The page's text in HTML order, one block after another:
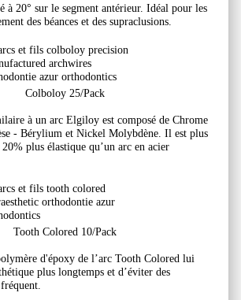
20° sur le segment antérieur. Idéal pour les
des béances et des supraclusions.
Colboloy 25/Pack
à un arc Elgiloy est composé de Chrome
- Bérylium et Nickel Molybdène. Il est plus
plus élastique qu’un arc en acier
Tooth Colored 10/Pack
d'époxy de l’arc Tooth Colored lui
plus longtemps et d’éviter des